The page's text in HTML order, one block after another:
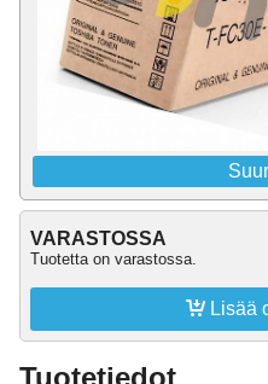
VARASTOSSA
Tuotetta on varastossa.
 Lisää
Tuotetiedot